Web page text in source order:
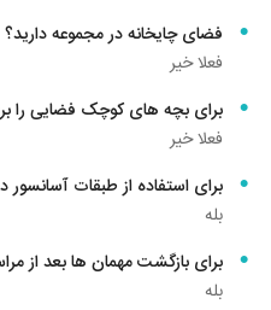
فضای چایخانه در مجموعه دارید؟
فعلا خیر
برای بچه های کوچک فضایی را
فعلا خیر
برای استفاده از طبقات آسانسور
بله
برای بازگشت مهمان ها بعد از
بله